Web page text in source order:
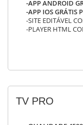
-APP ANDROID
-APP IOS GRÁTIS
-SITE EDITÁVEL
-PLAYER HTML
TV PRO